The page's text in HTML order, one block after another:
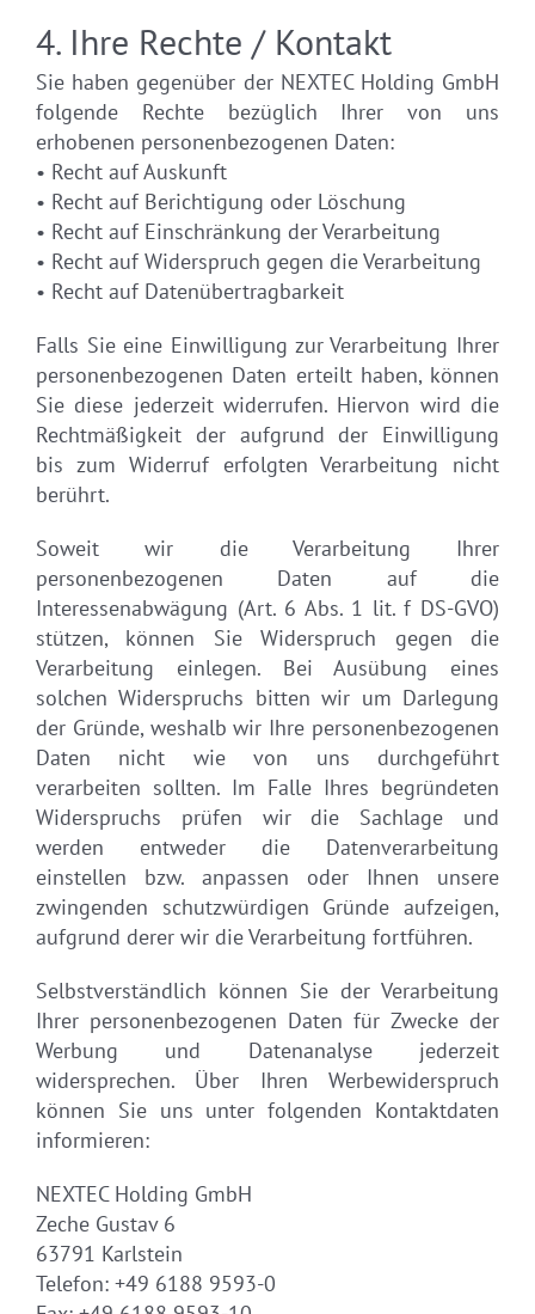
4. Ihre Rechte / Kontakt
Sie haben gegenüber der NEXTEC Holding GmbH
folgende Rechte bezüglich Ihrer von uns
erhobenen personenbezogenen Daten:
• Recht auf Auskunft
• Recht auf Berichtigung oder Löschung
• Recht auf Einschränkung der Verarbeitung
• Recht auf Widerspruch gegen die Verarbeitung
• Recht auf Datenübertragbarkeit
Falls Sie eine Einwilligung zur Verarbeitung Ihrer
personenbezogenen Daten erteilt haben, können
Sie diese jederzeit widerrufen. Hiervon wird die
Rechtmäßigkeit der aufgrund der Einwilligung
bis zum Widerruf erfolgten Verarbeitung nicht
berührt.
Soweit wir die Verarbeitung Ihrer
personenbezogenen Daten auf die
Interessenabwägung (Art. 6 Abs. 1 lit. f DS-GVO)
stützen, können Sie Widerspruch gegen die
Verarbeitung einlegen. Bei Ausübung eines
solchen Widerspruchs bitten wir um Darlegung
der Gründe, weshalb wir Ihre personenbezogenen
Daten nicht wie von uns durchgeführt
verarbeiten sollten. Im Falle Ihres begründeten
Widerspruchs prüfen wir die Sachlage und
werden entweder die Datenverarbeitung
einstellen bzw. anpassen oder Ihnen unsere
zwingenden schutzwürdigen Gründe aufzeigen,
aufgrund derer wir die Verarbeitung fortführen.
Selbstverständlich können Sie der Verarbeitung
Ihrer personenbezogenen Daten für Zwecke der
Werbung und Datenanalyse jederzeit
widersprechen. Über Ihren Werbewiderspruch
können Sie uns unter folgenden Kontaktdaten
informieren:
NEXTEC Holding GmbH
Zeche Gustav 6
63791 Karlstein
Telefon: +49 6188 9593-0